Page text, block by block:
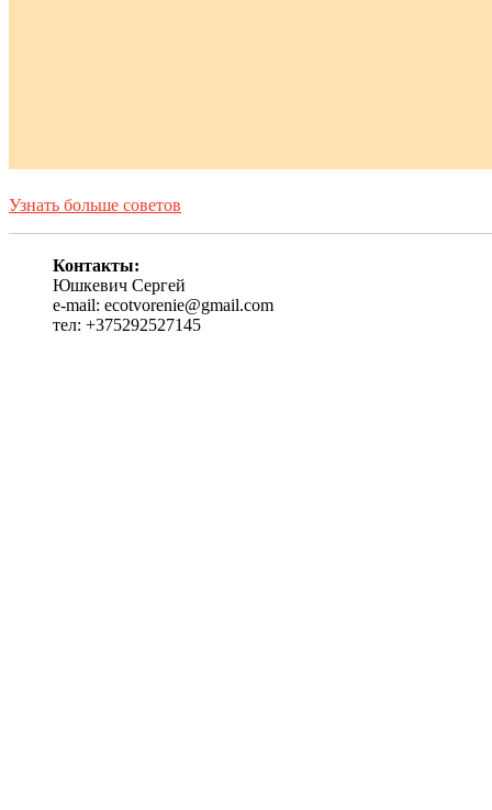
Узнать больше советов
Контакты:
Юшкевич Сергей
e-mail: ecotvorenie@gmail.com
тел: +375292527145